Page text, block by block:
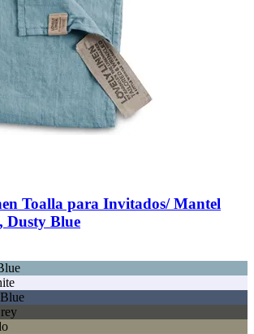
Toalla para Invitados/ Mantel
Blue